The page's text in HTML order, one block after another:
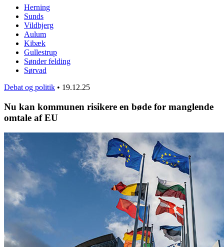
Herning
Sunds
Vildbjerg
Aulum
Kibæk
Gullestrup
Sønder felding
Sørvad
Debat og politik • 19.12.25
Nu kan kommunen risikere en bøde for manglende
omtale af EU